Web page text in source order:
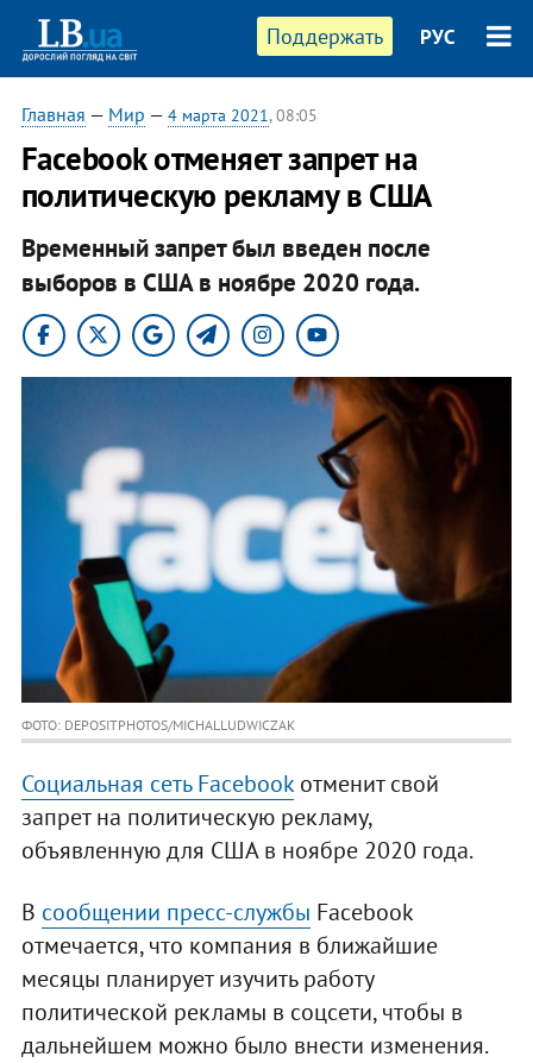
Поддержать РУС
Главная — Мир — 4 марта 2021, 08:05
Facebook отменяет запрет на
политическую рекламу в США
Временный запрет был введен после
выборов в США в ноябре 2020 года.
ФОТО: DEPOSITPHOTOS/MICHALLUDWICZAK
Социальная сеть Facebookотменит свой
запрет на политическую рекламу,
объявленную для США в ноябре 2020 года.
В сообщении пресс-службы Facebook
отмечается, что компания в ближайшие
месяцы планирует изучить работу
политической рекламы в соцсети, чтобы в
дальнейшем можно было внести изменения.